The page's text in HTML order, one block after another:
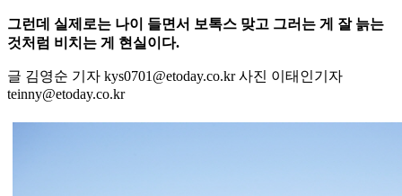
그런데 실제로는 나이 들면서 보톡스 맞고 그러는 게 잘 늙는
것처럼 비치는 게 현실이다.
글 김영순 기자 kys0701@etoday.co.kr 사진 이태인기자
teinny@etoday.co.kr